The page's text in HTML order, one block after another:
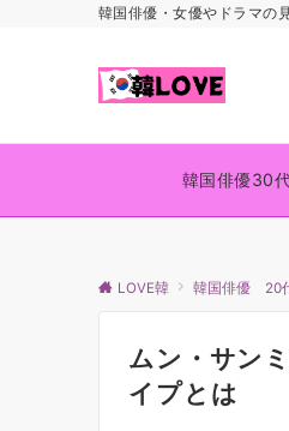
韓国俳優・女優やドラマの
韓国俳優30
LOVE韓 韓国俳優 20
ムン・サン
イプとは